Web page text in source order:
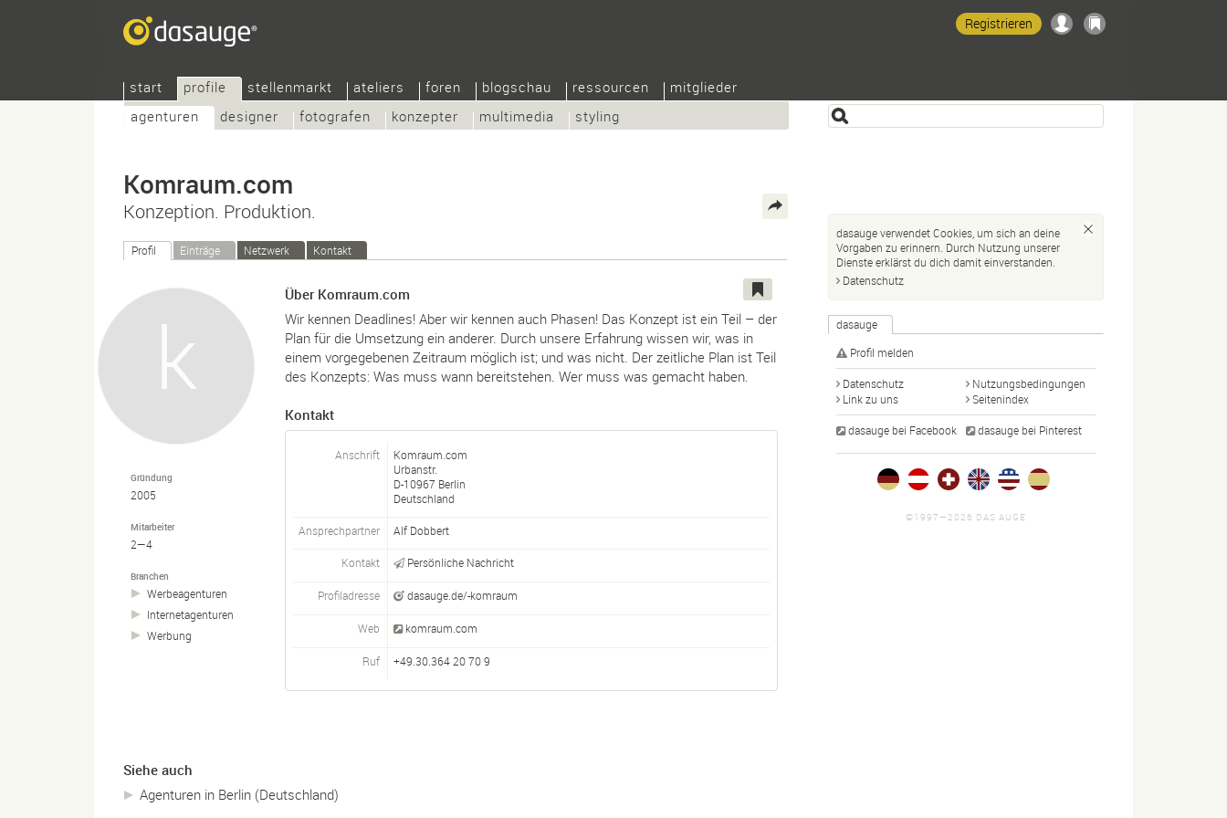
start
profile
agenturen
designer fotografen konzepter multimedia styling
stellenmarkt ateliers foren blogschau ressourcen mitglieder
Registrieren
Komraum.com
Konzeption. Produktion.
Profil Einträge Netzwerk Kontakt
Gründung
2005
Mitarbeiter
2—4
Branchen
Werbeagenturen
Internetagenturen
Werbung
Über Komraum.com
Wir kennen Deadlines! Aber wir kennen auch Phasen! Das Konzept ist ein Teil – der
Plan für die Umsetzung ein anderer. Durch unsere Erfahrung wissen wir, was in
einem vorgegebenen Zeitraum möglich ist; und was nicht. Der zeitliche Plan ist Teil
des Konzepts: Was muss wann bereitstehen. Wer muss was gemacht haben.
Kontakt
Anschrift
Komraum.com
Urbanstr.
D-10967 Berlin
Deutschland
Ansprechpartner Alf Dobbert
Kontakt Persönliche Nachricht
Profiladresse dasauge.de/-komraum
Web komraum.com
Ruf +49.30.364 20 70 9
Siehe auch
Agenturen in Berlin (Deutschland)
dasauge verwendet Cookies, um sich an deine
Vorgaben zu erinnern. Durch Nutzung unserer
Dienste erklärst du dich damit einverstanden.
Datenschutz
dasauge
Profil melden
Datenschutz
Nutzungsbedingungen
Link zu uns
Seitenindex
dasauge bei Facebook dasauge bei Pinterest
©1997—2026 DAS AUGE